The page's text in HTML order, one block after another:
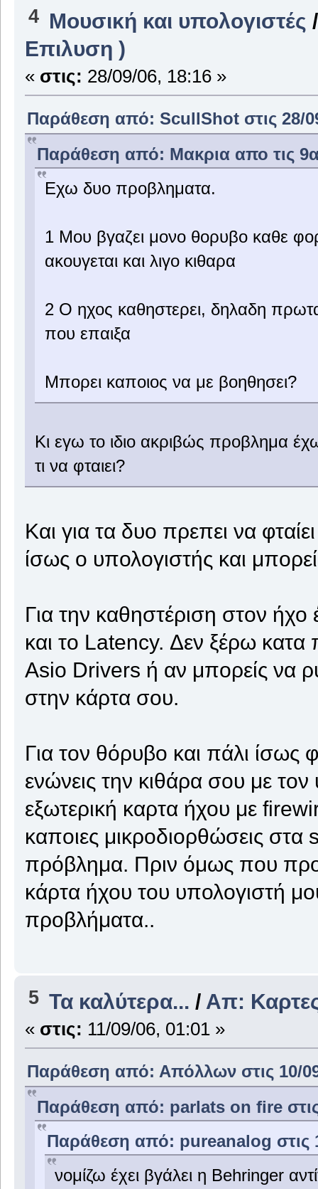
4 Μουσική και υπολογιστές
Επιλυση )
« στις: 28/09/06, 18:16 »
Παράθεση από: ScullShot στις 28/
Παράθεση από: Μακρια απο τις
Εχω δυο προβληματα.
1 Μου βγαζει μονο θορυβο καθε
ακουγεται και λιγο κιθαρα
2 Ο ηχος καθηστερει, δηλαδη
που επαιξα
Μπορει καποιος να με βοηθησει?
Κι εγω το ιδιο ακριβώς προβλημα
τι να φταιει?
Και για τα δυο πρεπει να
ίσως ο υπολογιστής και
Για την καθηστέριση στον
και το Latency. Δεν ξέρω
Asio Drivers ή αν μπορείς να
στην κάρτα σου.
Για τον θόρυβο και πάλι ίσως
ενώνεις την κιθάρα σου με
εξωτερική καρτα ήχου με
καποιες μικροδιορθώσεις
πρόβλημα. Πριν όμως που
κάρτα ήχου του υπολογιστή
προβλήματα..
5 Τα καλύτερα... / Απ:
« στις: 11/09/06, 01:01 »
Παράθεση από: Απόλλων στις 10/
Παράθεση από: parlats on fire
Παράθεση από: pureanalog στις
νομίζω έχει βγάλει η Behringer